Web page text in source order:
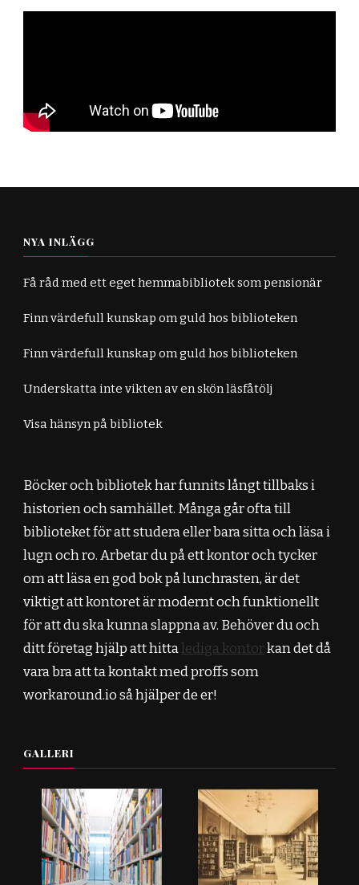
NYA INLÄGG
Få råd med ett eget hemmabibliotek som pensionär
Finn värdefull kunskap om guld hos biblioteken
Finn värdefull kunskap om guld hos biblioteken
Underskatta inte vikten av en skön läsfåtölj
Visa hänsyn på bibliotek
Böcker och bibliotek har funnits långt tillbaks i
historien och samhället. Många går ofta till
biblioteket för att studera eller bara sitta och läsa i
lugn och ro. Arbetar du på ett kontor och tycker
om att läsa en god bok på lunchrasten, är det
viktigt att kontoret är modernt och funktionellt
för att du ska kunna slappna av. Behöver du och
ditt företag hjälp att hitta lediga kontorkan det då
vara bra att ta kontakt med proffs som
workaround.io så hjälper de er!
GALLERI